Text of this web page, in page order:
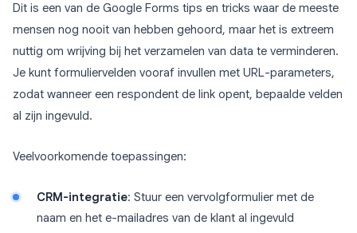
Dit is een van de Google Forms tips en tricks waar de meeste
mensen nog nooit van hebben gehoord, maar het is extreem
nuttig om wrijving bij het verzamelen van data te verminderen.
Je kunt formuliervelden vooraf invullen met URL-parameters,
zodat wanneer een respondent de link opent, bepaalde velden
al zijn ingevuld.
Veelvoorkomende toepassingen:
CRM-integratie: Stuur een vervolgformulier met de
naam en het e-mailadres van de klant al ingevuld